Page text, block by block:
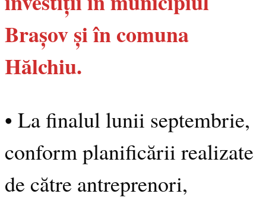
Brașov și în comuna
Hălchiu.
• La finalul lunii septembrie,
conform planificării realizate
de către antreprenori,